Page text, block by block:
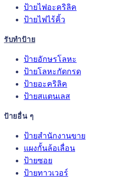
ป้ายไฟอะคริลิค
ป้ายไฟไร้คิ้ว
รับทำป้าย
ป้ายอักษรโลหะ
ป้ายโลหะกัดกรด
ป้ายอะคริลิค
ป้ายสแตนเลส
ป้ายอื่น ๆ
ป้ายสำนักงานขาย
แผงกั้นล้อเลื่อน
ป้ายซอย
ป้ายทาวเวอร์